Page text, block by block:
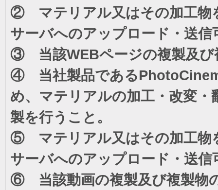
② マテリアル又はその加工物
サーバへのアップロード・送信
③ 当該WEBページの複製及び
④ 当社製品である
め、マテリアルの加工・改変
製を行うこと。
⑤ マテリアル又はその加工物
サーバへのアップロード・送信
⑥ 当該動画の複製及び複製物